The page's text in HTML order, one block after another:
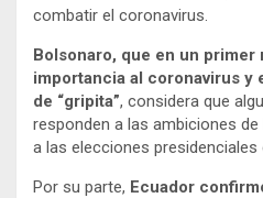
combatir el coronavirus.
Bolsonaro, que en un primer
importancia al coronavirus y
de “gripita”, considera que
responden a las ambiciones
a las elecciones presidenciales
Por su parte, Ecuador